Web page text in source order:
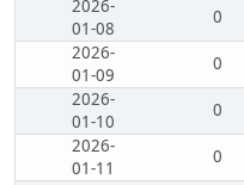
2026-
01-08
0
2026-
01-09
0
2026-
01-10
0
2026-
01-11
0